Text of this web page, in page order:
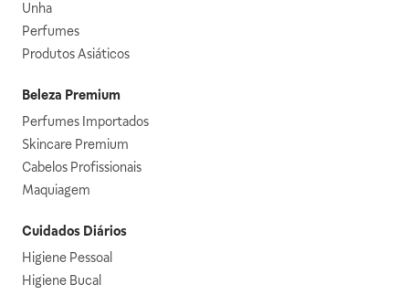
Unha
Perfumes
Produtos Asiáticos
Beleza Premium
Perfumes Importados
Skincare Premium
Cabelos Profissionais
Maquiagem
Cuidados Diários
Higiene Pessoal
Higiene Bucal